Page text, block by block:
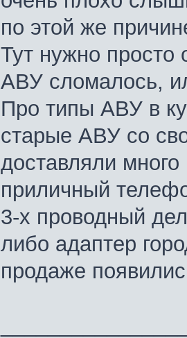
по этой же
Тут нужно просто
АВУ сломалось,
Про типы АВУ в
старые АВУ со
доставляли
приличный
3-х проводный
либо адаптер
продаже